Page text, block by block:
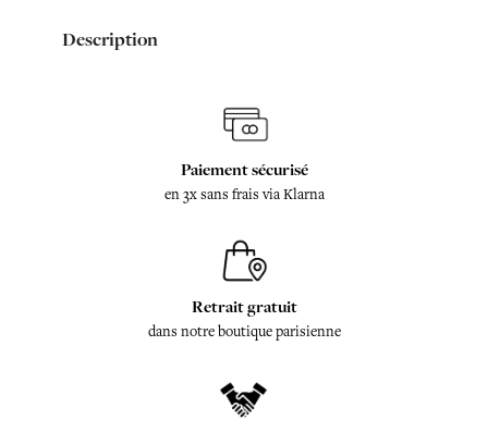
Description
Paiement sécurisé
en 3x sans frais via Klarna
Retrait gratuit
dans notre boutique parisienne